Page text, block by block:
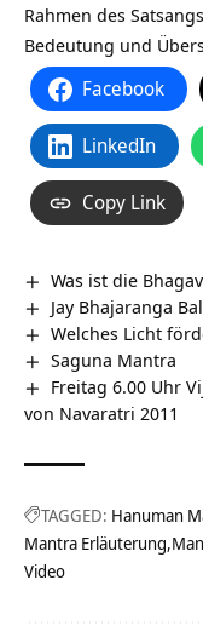
Rahmen des
Bedeutung und
Facebook
LinkedIn
Copy Link
Was ist die
Jay Bhajaranga
Welches Licht
Saguna Mantra
Freitag 6.00 Uhr
von Navaratri 2011
TAGGED: Hanuman
Mantra Erläuterung
Video